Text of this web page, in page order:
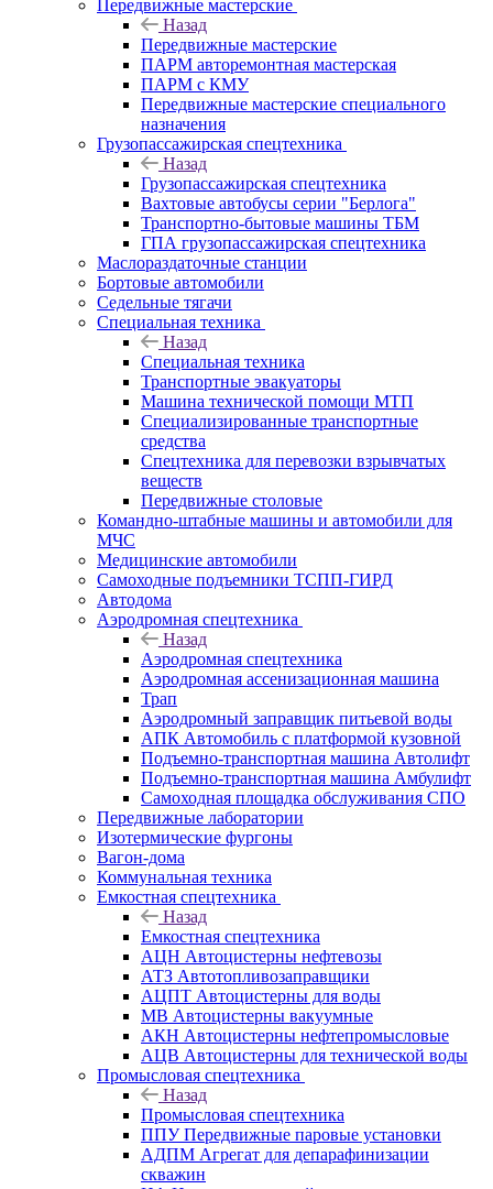
Передвижные мастерские
Назад
Передвижные мастерские
ПАРМ авторемонтная мастерская
ПАРМ с КМУ
Передвижные мастерские специального
назначения
Грузопассажирская спецтехника
Назад
Грузопассажирская спецтехника
Вахтовые автобусы серии "Берлога"
Транспортно-бытовые машины ТБМ
ГПА грузопассажирская спецтехника
Маслораздаточные станции
Бортовые автомобили
Седельные тягачи
Специальная техника
Назад
Специальная техника
Транспортные эвакуаторы
Машина технической помощи МТП
Специализированные транспортные
средства
Спецтехника для перевозки взрывчатых
веществ
Передвижные столовые
Командно-штабные машины и автомобили для
МЧС
Медицинские автомобили
Самоходные подъемники ТСПП-ГИРД
Автодома
Аэродромная спецтехника
Назад
Аэродромная спецтехника
Аэродромная ассенизационная машина
Трап
Аэродромный заправщик питьевой воды
АПК Автомобиль с платформой кузовной
Подъемно-транспортная машина Автолифт
Подъемно-транспортная машина Амбулифт
Самоходная площадка обслуживания СПО
Передвижные лаборатории
Изотермические фургоны
Вагон-дома
Коммунальная техника
Емкостная спецтехника
Назад
Емкостная спецтехника
АЦН Автоцистерны нефтевозы
АТЗ Автотопливозаправщики
АЦПТ Автоцистерны для воды
МВ Автоцистерны вакуумные
АКН Автоцистерны нефтепромысловые
АЦВ Автоцистерны для технической воды
Промысловая спецтехника
Назад
Промысловая спецтехника
ППУ Передвижные паровые установки
АДПМ Агрегат для депарафинизации
скважин